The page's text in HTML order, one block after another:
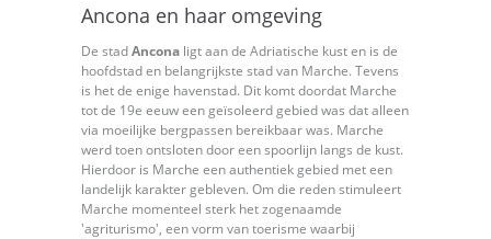
Ancona en haar omgeving
De stadAncona ligt aan de Adriatische kust en is de
hoofdstad en belangrijkste stad van Marche. Tevens
is het de enige havenstad. Dit komt doordat Marche
tot de 19e eeuw een geïsoleerd gebied was dat alleen
via moeilijke bergpassen bereikbaar was. Marche
werd toen ontsloten door een spoorlijn langs de kust.
Hierdoor is Marche een authentiek gebied met een
landelijk karakter gebleven. Om die reden stimuleert
Marche momenteel sterk het zogenaamde
'agriturismo', een vorm van toerisme waarbij